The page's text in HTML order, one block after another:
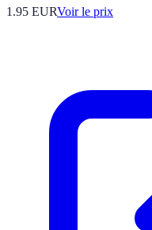
1.95 EURVoir le prix